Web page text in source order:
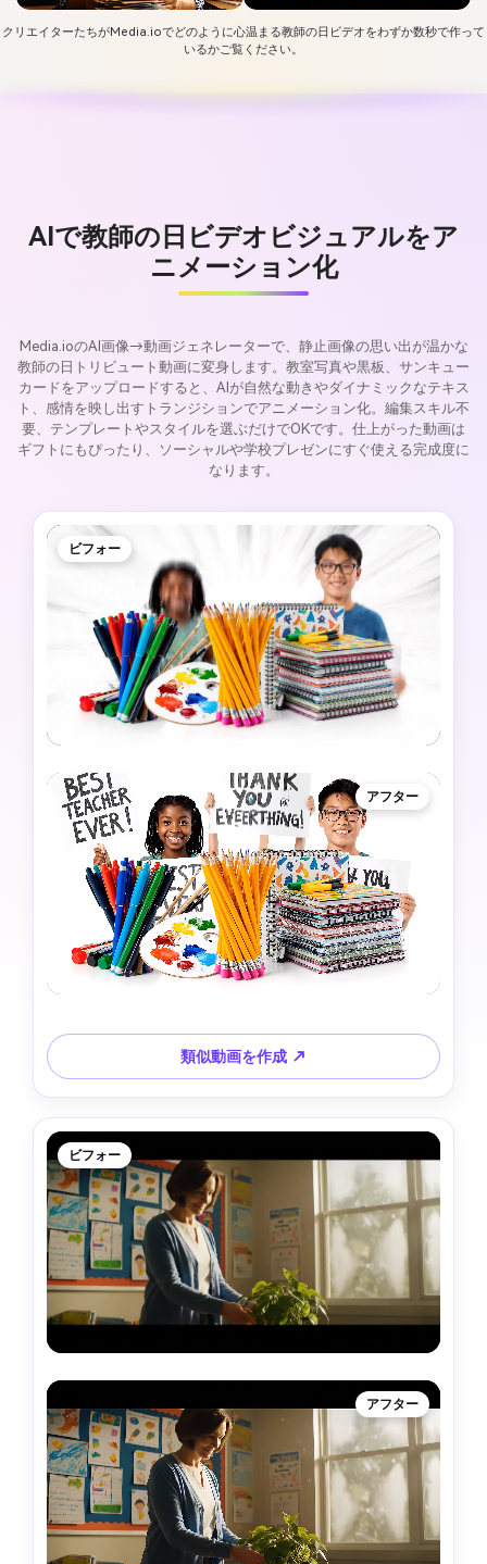
クリエイターたちがMedia.ioでどのように心温まる教師の日ビデオをわずか数秒で作って
いるかご覧ください。
AIで教師の日ビデオビジュアルをア
ニメーション化
Media.ioのAI画像→動画ジェネレーターで、静止画像の思い出が温かな
教師の日トリビュート動画に変身します。教室写真や黒板、サンキュー
カードをアップロードすると、AIが自然な動きやダイナミックなテキス
ト、感情を映し出すトランジションでアニメーション化。編集スキル不
要、テンプレートやスタイルを選ぶだけでOKです。仕上がった動画は
ギフトにもぴったり、ソーシャルや学校プレゼンにすぐ使える完成度に
なります。
ビフォー
アフター
類似動画を作成 ↗
ビフォー
アフター